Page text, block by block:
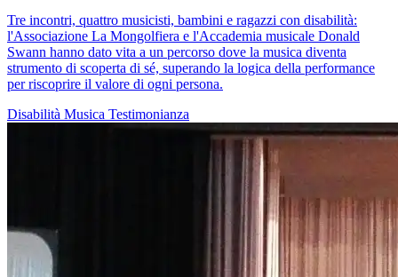
Tre incontri, quattro musicisti, bambini e ragazzi con disabilità:
l'Associazione La Mongolfiera e l'Accademia musicale Donald
Swann hanno dato vita a un percorso dove la musica diventa
strumento di scoperta di sé, superando la logica della performance
per riscoprire il valore di ogni persona.
Disabilità Musica Testimonianza